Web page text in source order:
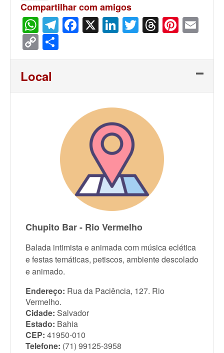
Compartilhar com amigos
WhatsApp
Telegram
Facebook
X LinkedIn
Twitter
Threads
Copy
Link
Local
Chupito Bar - Rio Vermelho
Balada intimista e animada com música eclética
e festas temáticas, petiscos, ambiente descolado
e animado.
Endereço: Rua da Paciência, 127. Rio
Vermelho.
Cidade: Salvador
Estado: Bahia
CEP: 41950-010
Telefone: (71) 99125-3958